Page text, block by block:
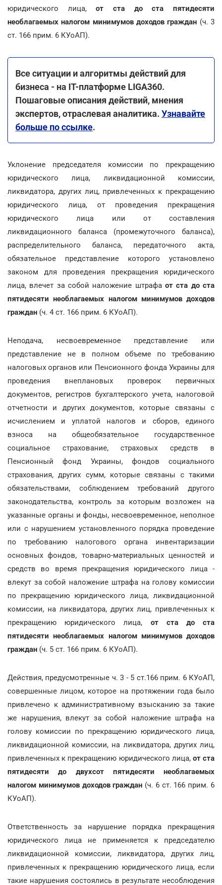
юридического лица,от ста до ста пятидесяти
необлагаемых налогом минимумов доходов граждан (ч. 3
ст. 166 прим. 6 КУоАП).
Все ситуации и алгоритмы действий для
бизнеса - на ІТ-платформе LIGA360.
Пошаговые описания действий, мнения
экспертов, отраслевая аналитика. Узнавайте
больше по ссылке.
Уклонение председателя комиссии по прекращению
юридического лица, ликвидационной комиссии,
ликвидатора, других лиц, привлеченных к прекращению
юридического лица, от проведения прекращения
юридического лица или от составления
ликвидационного баланса (промежуточного баланса),
распределительного баланса, передаточного акта,
обязательное представление которого установлено
законом для проведения прекращения юридического
лица, влечет за собой наложение штрафаот ста до ста
пятидесяти необлагаемых налогом минимумов доходов
граждан (ч. 4 ст. 166 прим. 6 КУоАП).
Неподача, несвоевременное представление или
представление не в полном объеме по требованию
налоговых органов или Пенсионного фонда Украины для
проведения внеплановых проверок первичных
документов, регистров бухгалтерского учета, налоговой
отчетности и других документов, которые связаны с
исчислением и уплатой налогов и сборов, единого
взноса на общеобязательное государственное
социальное страхование, страховых средств в
Пенсионный фонд Украины, фондов социального
страхования, других сумм, которые связаны с такими
обязательствами, соблюдением требований другого
законодательства, контроль за которым возложен на
указанные органы и фонды, несвоевременное, неполное
или с нарушением установленного порядка проведение
по требованию налогового органа инвентаризации
основных фондов, товарно-материальных ценностей и
средств во время прекращения юридического лица -
влекут за собой наложение штрафа на голову комиссии
по прекращению юридического лица, ликвидационной
комиссии, на ликвидатора, других лиц, привлеченных к
прекращению юридического лица, от ста до ста
пятидесяти необлагаемых налогом минимумов доходов
граждан (ч. 5 ст. 166 прим. 6 КУоАП).
Действия, предусмотренные ч. 3 - 5 ст.166 прим. 6 КУоАП,
совершенные лицом, которое на протяжении года было
привлечено к административному взысканию за такие
же нарушения, влекут за собой наложение штрафа на
голову комиссии по прекращению юридического лица,
ликвидационной комиссии, на ликвидатора, других лиц,
привлеченных к прекращению юридического лица, от ста
пятидесяти до двухсот пятидесяти необлагаемых
налогом минимумов доходов граждан (ч. 6 ст. 166 прим. 6
КУоАП).
Ответственность за нарушение порядка прекращения
юридического лица не применяется к председателю
ликвидационной комиссии, ликвидатора, других лиц,
привлеченных к прекращению юридического лица, если
такие нарушения состоялись в результате несоблюдения